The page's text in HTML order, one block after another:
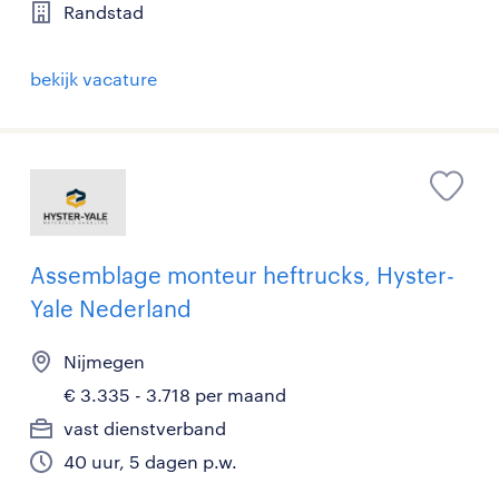
Randstad
bekijk vacature
Assemblage monteur heftrucks, Hyster-
Yale Nederland
Nijmegen
€ 3.335 - 3.718 per maand
vast dienstverband
40 uur, 5 dagen p.w.